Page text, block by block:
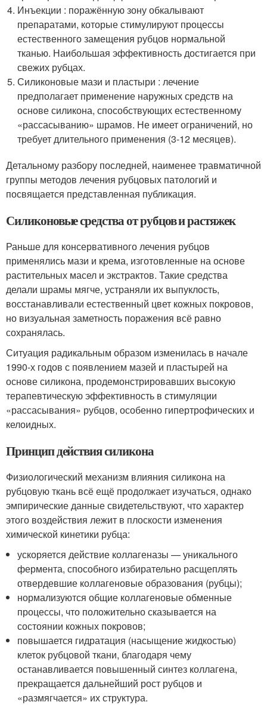
Инъекции : поражённую зону обкалывают
препаратами, которые стимулируют процессы
естественного замещения рубцов нормальной
тканью. Наибольшая эффективность достигается при
свежих рубцах.
Силиконовые мази и пластыри : лечение
предполагает применение наружных средств на
основе силикона, способствующих естественному
«рассасыванию» шрамов. Не имеет ограничений, но
требует длительного применения (3-12 месяцев).
Детальному разбору последней, наименее травматичной
группы методов лечения рубцовых патологий и
посвящается представленная публикация.
Силиконовые средства от рубцов и растяжек
Раньше для консервативного лечения рубцов
применялись мази и крема, изготовленные на основе
растительных масел и экстрактов. Такие средства
делали шрамы мягче, устраняли их выпуклость,
восстанавливали естественный цвет кожных покровов,
но визуальная заметность поражения всё равно
сохранялась.
Ситуация радикальным образом изменилась в начале
1990-х годов с появлением мазей и пластырей на
основе силикона, продемонстрировавших высокую
терапевтическую эффективность в стимуляции
«рассасывания» рубцов, особенно гипертрофических и
келоидных.
Принцип действия силикона
Физиологический механизм влияния силикона на
рубцовую ткань всё ещё продолжает изучаться, однако
эмпирические данные свидетельствуют, что характер
этого воздействия лежит в плоскости изменения
химической кинетики рубца:
ускоряется действие коллагеназы — уникального
фермента, способного избирательно расщеплять
отвердевшие коллагеновые образования (рубцы);
нормализуются общие коллагеновые обменные
процессы, что положительно сказывается на
состоянии кожных покровов;
повышается гидратация (насыщение жидкостью)
клеток рубцовой ткани, благодаря чему
останавливается повышенный синтез коллагена,
прекращается дальнейший рост рубцов и
«размягчается» их структура.